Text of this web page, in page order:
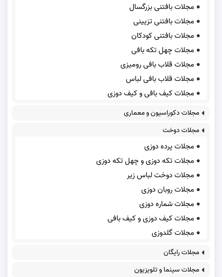
مجلات بافتنی بزرگسال
مجلات بافتنی تزیینی
مجلات بافتنی کودکان
مجلات چهل تکه بافی
مجلات قلاب بافی رومیزی
مجلات قلاب بافی لباس
مجلات کیف بافی و کیف دوزی
مجلات دکوراسیون و معماری
مجلات دوخت
مجلات پرده دوزی
مجلات تکه دوزی و چهل تکه دوزی
مجلات دوخت لباس زیر
مجلات روبان دوزی
مجلات شماره دوزی
مجلات کیف دوزی و کیف بافی
مجلات گلدوزی
مجلات رایگان
مجلات سینما و تلویزیون